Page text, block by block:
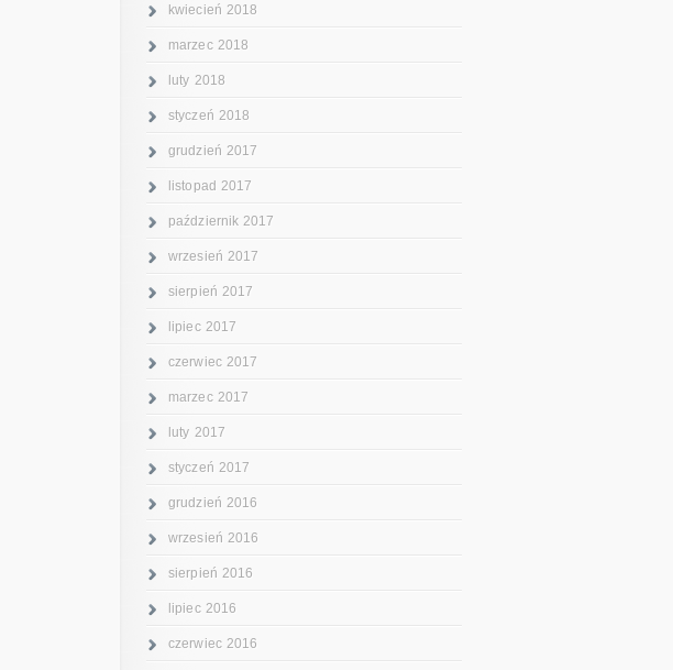
kwiecień 2018
marzec 2018
luty 2018
styczeń 2018
grudzień 2017
listopad 2017
październik 2017
wrzesień 2017
sierpień 2017
lipiec 2017
czerwiec 2017
marzec 2017
luty 2017
styczeń 2017
grudzień 2016
wrzesień 2016
sierpień 2016
lipiec 2016
czerwiec 2016